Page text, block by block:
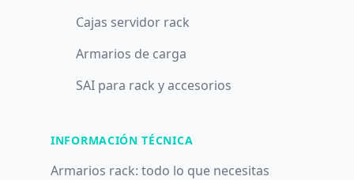
Cajas servidor rack
Armarios de carga
SAI para rack y accesorios
INFORMACIÓN TÉCNICA
Armarios rack: todo lo que necesitas